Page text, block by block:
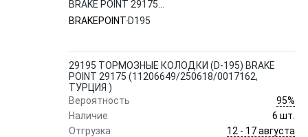
BRAKE POINT 29175
(11206649/250618/0017162, ТУРЦИЯ )
BRAKEPOINT D195
29195 ТОРМОЗНЫЕ КОЛОДКИ (D-195) BRAKE
POINT 29175 (11206649/250618/0017162,
ТУРЦИЯ )
Вероятность
95%
Наличие
6 шт.
Отгрузка
12 - 17 августа